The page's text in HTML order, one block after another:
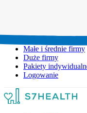
Małe i średnie firmy
Duże firmy
Pakiety
Logowanie